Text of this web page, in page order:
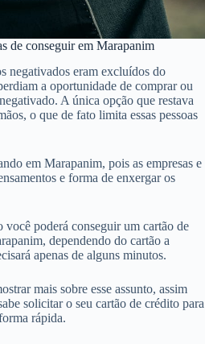
de conseguir em Marapanim
negativados eram excluídos do
a oportunidade de comprar ou
A única opção que restava
o que de fato limita essas pessoas
em Marapanim, pois as empresas e
e forma de enxergar os
poderá conseguir um cartão de
dependendo do cartão a
apenas de alguns minutos.
mais sobre esse assunto, assim
solicitar o seu cartão de crédito para
rápida.